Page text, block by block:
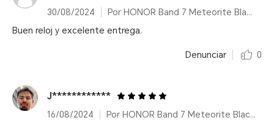
30/08/2024
Por HONOR Band 7 Meteorite Black/14 días de duración de batería
Buen reloj y excelente entrega.
Denunciar 0
J************
16/08/2024
Por HONOR Band 7 Meteorite Black/14 días de duración de batería